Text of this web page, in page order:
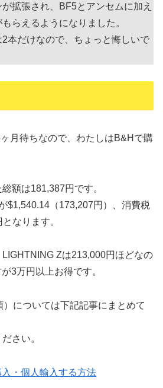
拡張され、BF5とアンセムに加え
らえるようになりました。
本だけなので、ちょっと悔しいで
月待ちなので、わたしはB&Hで購
額は181,387円です。
$1,540.14（173,207円）、消費税
なります。
LIGHTNING Zは213,000円ほどなの
3万円以上お得です。
については下記記事にまとめて
さい。
・個人輸入する方法